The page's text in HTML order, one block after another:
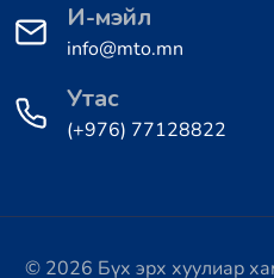
И-мэйл
info@mto.mn
Утас
(+976) 77128822
© 2026 Бүх эрх хуулиар